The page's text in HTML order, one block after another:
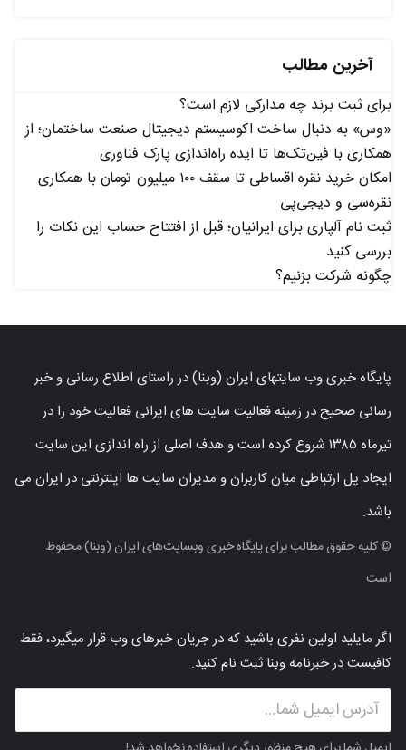
آخرین مطالب
برای ثبت برند چه مدارکی لازم است؟
«وس» به دنبال ساخت اکوسیستم دیجیتال صنعت ساختمان؛ از
همکاری با فین‌تک‌ها تا ایده راه‌اندازی پارک فناوری
امکان خرید نقره اقساطی تا سقف ۱۰۰ میلیون تومان با همکاری
نقره‌سی و دیجی‌پی
ثبت نام آلپاری برای ایرانیان؛ قبل از افتتاح حساب این نکات را
بررسی کنید
چگونه شرکت بزنیم؟
پایگاه خبری وب سایتهای ایران (وبنا) در راستای اطلاع رسانی و خبر
رسانی صحیح در زمینه فعالیت سایت های ایرانی فعالیت خود را در
تیرماه ۱۳۸۵ شروع کرده است و هدف اصلی از راه اندازی این سایت
ایجاد پل ارتباطی میان کاربران و مدیران سایت ها اینترنتی در ایران می
باشد.
© کلیه حقوق مطالب برای پایگاه خبری وبسایت‌های ایران (وبنا) محفوظ
است.
اگر مایلید اولین نفری باشید که در جریان خبرهای وب قرار میگیرد، فقط
کافیست در خبرنامه وبنا ثبت نام کنید.